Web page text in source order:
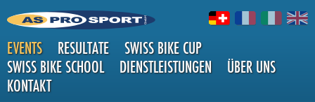
EVENTS RESULTATE
SWISS BIKE CUP
SWISS BIKE SCHOOL
DIENSTLEISTUNGEN
ÜBER UNS
KONTAKT